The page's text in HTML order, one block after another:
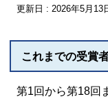
更新日 : 2026年5月13
これまでの受賞
第1回から第18回